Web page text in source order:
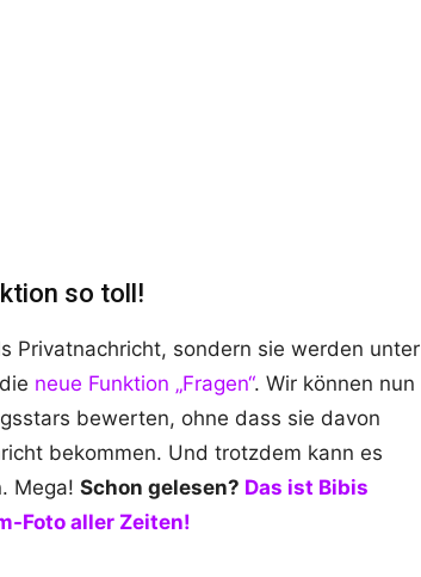
so toll!
Privatnachricht, sondern sie werden unter
neue Funktion „Fragen“. Wir können nun
bewerten, ohne dass sie davon
bekommen. Und trotzdem kann es
Mega! Schon gelesen? Das ist Bibis
Foto aller Zeiten!